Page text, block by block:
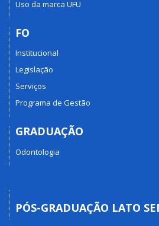
Uso da marca UFU
FO
Institucional
Legislação
Serviços
Programa de Gestão
GRADUAÇÃO
Odontologia
PÓS-GRADUAÇÃO LATO